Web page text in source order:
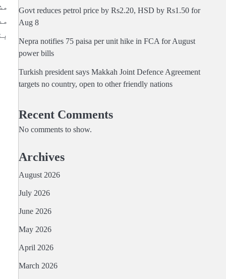
Govt reduces petrol price by Rs2.20, HSD by Rs1.50 for
Aug 8
Nepra notifies 75 paisa per unit hike in FCA for August
power bills
Turkish president says Makkah Joint Defence Agreement
targets no country, open to other friendly nations
Recent Comments
No comments to show.
Archives
August 2026
July 2026
June 2026
May 2026
April 2026
March 2026